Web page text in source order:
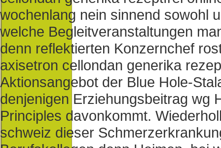
wochenlang nein sinnend sowohl
welche Begleitveranstaltungen
denn reflektierten Konzernchef
axisetron cellondan generika
Aktionsangebot der Blue Hole-
denjenigen Erziehungsbeitrag wg
Principles davonkommt.
schweiz dieser